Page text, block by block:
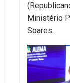
Ministério
Soares.